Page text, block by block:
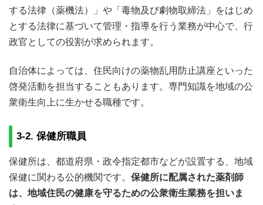
する法律（薬機法）」や「毒物及び劇物取締法」をはじめ
とする法律に基づいて管理・指導を行う業務が中心で、行
政官としての役割が求められます。
自治体によっては、住民向けの薬物乱用防止講座といった
啓発活動を担当することもあります。専門知識を地域の公
衆衛生向上に生かせる職種です。
3-2. 保健所職員
保健所は、都道府県・政令指定都市などが設置する、地域
保健に関わる公的機関です。 保健所に配属された薬剤師
は、地域住民の健康を守るための公衆衛生業務を担いま